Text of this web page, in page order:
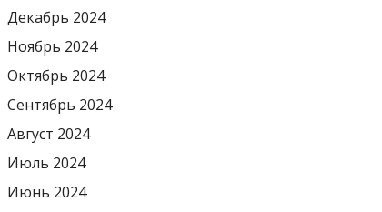
Декабрь 2024
Ноябрь 2024
Октябрь 2024
Сентябрь 2024
Август 2024
Июль 2024
Июнь 2024